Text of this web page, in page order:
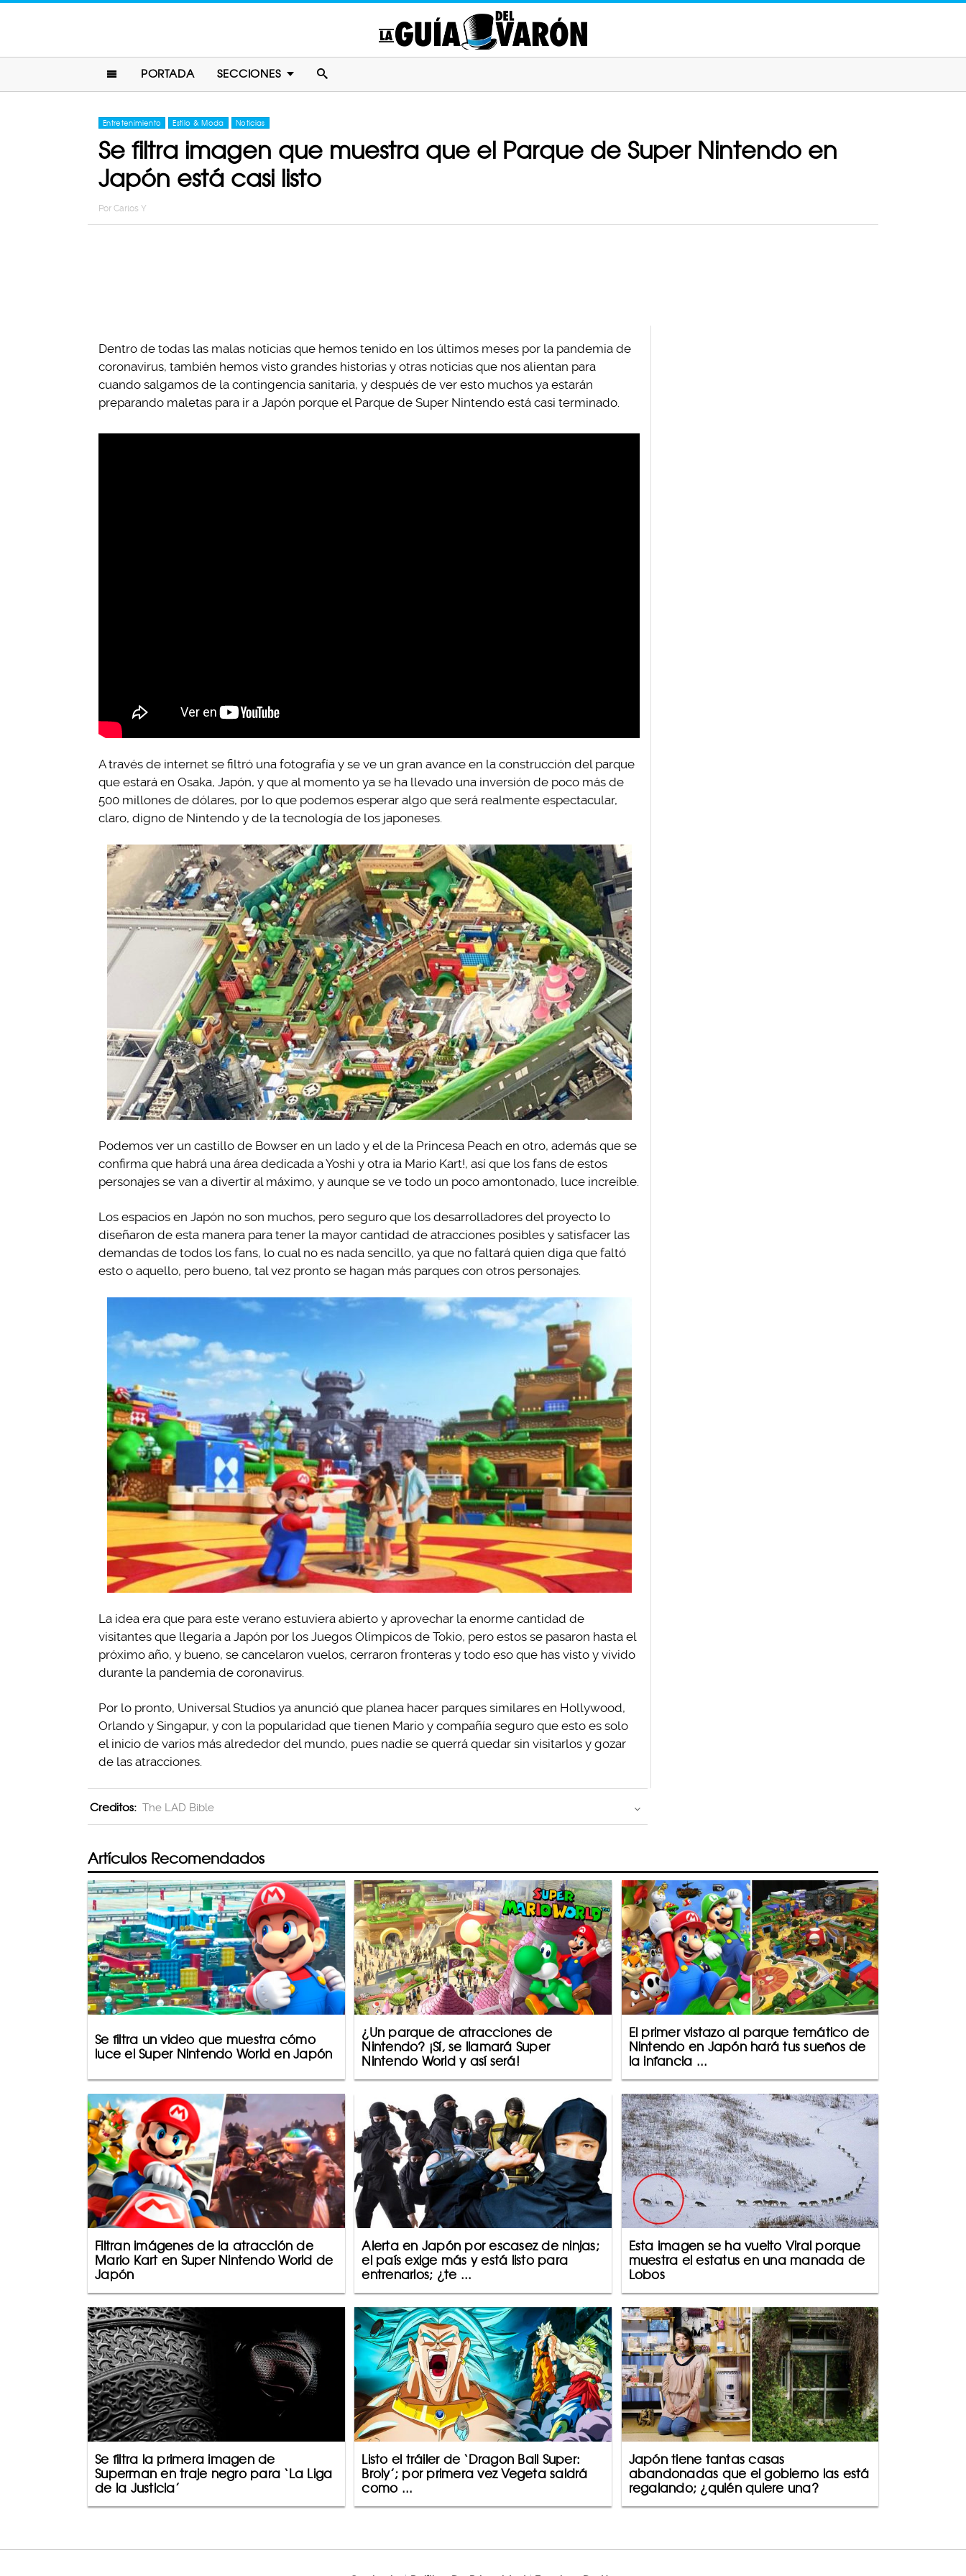
PORTADA SECCIONES
Entretenimiento Estilo & Moda Noticias
Se filtra imagen que muestra que el Parque de Super Nintendo en
Japón está casi listo
Por Carlos Y
Dentro de todas las malas noticias que hemos tenido en los últimos meses por la pandemia de
coronavirus, también hemos visto grandes historias y otras noticias que nos alientan para
cuando salgamos de la contingencia sanitaria, y después de ver esto muchos ya estarán
preparando maletas para ir a Japón porque el Parque de Super Nintendo está casi terminado.
A través de internet se filtró una fotografía y se ve un gran avance en la construcción del parque
que estará en Osaka, Japón, y que al momento ya se ha llevado una inversión de poco más de
500 millones de dólares, por lo que podemos esperar algo que será realmente espectacular,
claro, digno de Nintendo y de la tecnología de los japoneses.
Podemos ver un castillo de Bowser en un lado y el de la Princesa Peach en otro, además que se
confirma que habrá una área dedicada a Yoshi y otra ¡a Mario Kart!, así que los fans de estos
personajes se van a divertir al máximo, y aunque se ve todo un poco amontonado, luce increíble.
Los espacios en Japón no son muchos, pero seguro que los desarrolladores del proyecto lo
diseñaron de esta manera para tener la mayor cantidad de atracciones posibles y satisfacer las
demandas de todos los fans, lo cual no es nada sencillo, ya que no faltará quien diga que faltó
esto o aquello, pero bueno, tal vez pronto se hagan más parques con otros personajes.
La idea era que para este verano estuviera abierto y aprovechar la enorme cantidad de
visitantes que llegaría a Japón por los Juegos Olímpicos de Tokio, pero estos se pasaron hasta el
próximo año, y bueno, se cancelaron vuelos, cerraron fronteras y todo eso que has visto y vivido
durante la pandemia de coronavirus.
Por lo pronto, Universal Studios ya anunció que planea hacer parques similares en Hollywood,
Orlando y Singapur, y con la popularidad que tienen Mario y compañía seguro que esto es solo
el inicio de varios más alrededor del mundo, pues nadie se querrá quedar sin visitarlos y gozar
de las atracciones.
Creditos: The LAD Bible
Artículos Recomendados
Se filtra un video que muestra cómo
luce el Super Nintendo World en Japón
¿Un parque de atracciones de
Nintendo? ¡Sí, se llamará Super
Nintendo World y así será!
El primer vistazo al parque temático de
Nintendo en Japón hará tus sueños de
la infancia ...
Filtran imágenes de la atracción de
Mario Kart en Super Nintendo World de
Japón
Alerta en Japón por escasez de ninjas;
el país exige más y está listo para
entrenarlos; ¿te ...
Esta imagen se ha vuelto Viral porque
muestra el estatus en una manada de
Lobos
Se filtra la primera imagen de
Superman en traje negro para ‘La Liga
de la Justicia’
Listo el tráiler de ‘Dragon Ball Super:
Broly’; por primera vez Vegeta saldrá
como ...
Japón tiene tantas casas
abandonadas que el gobierno las está
regalando; ¿quién quiere una?